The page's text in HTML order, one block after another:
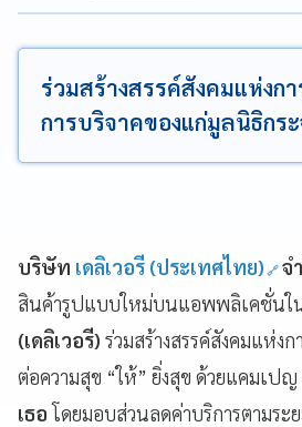
ร่วมสร้างสรรค์สังคมแห่งก
การบริจาคของแก่มูลนิธิกระ
บริษัท เดลิเวอรี (ประเทศไทย) จ
สินค้ารูปแบบใหม่บนแอพพลิเคชั่นใ
(เดลิเวอรี) ร่วมสร้างสรรค์สังคมแห่ง
ต่อความสุข “ให้” ยิ่งสุข ด้วยแคมเปญ
เธอโดยมอบส่วนลดค่าบริการตามระ